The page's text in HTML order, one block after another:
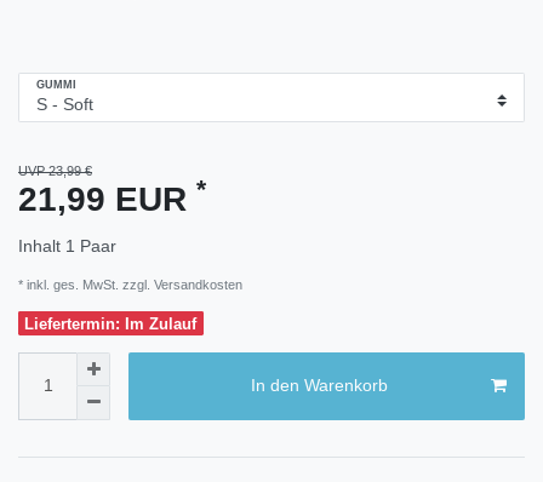
GUMMI
UVP 23,99 €
21,99 EUR *
Inhalt 1 Paar
* inkl. ges. MwSt. zzgl. Versandkosten
Liefertermin: Im Zulauf
In den Warenkorb